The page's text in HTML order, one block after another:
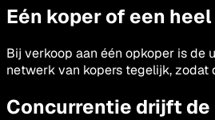
Eén koper of een
Bij verkoop aan één opkoper is de
netwerk van kopers tegelijk,
Concurrentie drijft de